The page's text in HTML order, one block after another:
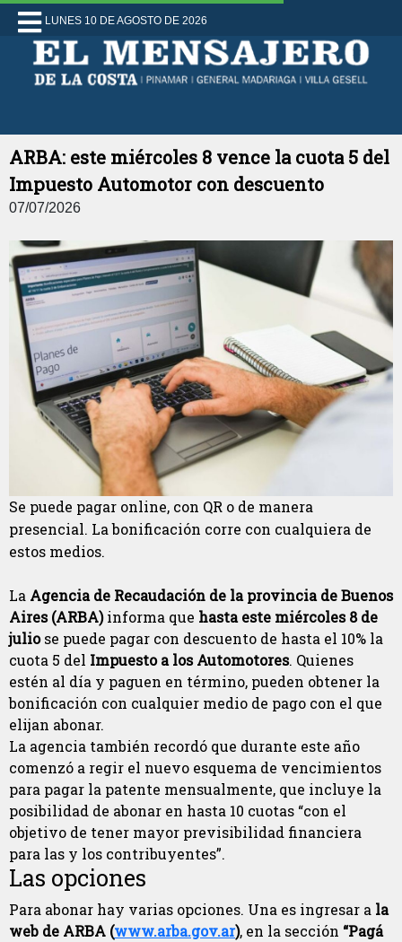
LUNES 10 DE AGOSTO DE 2026
ARBA: este miércoles 8 vence la cuota 5 del
Impuesto Automotor con descuento
07/07/2026
Se puede pagar online, con QR o de manera
presencial. La bonificación corre con cualquiera de
estos medios.
La Agencia de Recaudación de la provincia de Buenos
Aires (ARBA)informa que hasta este miércoles 8 de
juliose puede pagar con descuento de hasta el 10% la
cuota 5 del Impuesto a los Automotores. Quienes
estén al día y paguen en término, pueden obtener la
bonificación con cualquier medio de pago con el que
elijan abonar.
La agencia también recordó que durante este año
comenzó a regir el nuevo esquema de vencimientos
para pagar la patente mensualmente, que incluye la
posibilidad de abonar en hasta 10 cuotas “con el
objetivo de tener mayor previsibilidad financiera
para las y los contribuyentes”.
Las opciones
Para abonar hay varias opciones. Una es ingresar a la
web de ARBA (www.arba.gov.ar), en la sección “Pagá